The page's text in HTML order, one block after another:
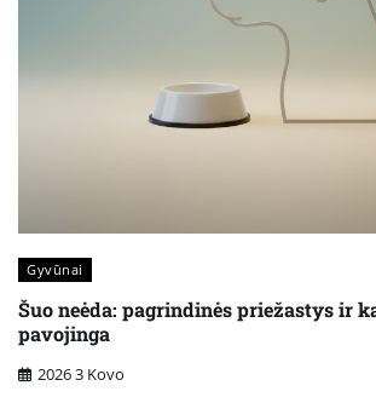
Gyvūnai
Šuo neėda: pagrindinės priežastys ir
pavojinga
2026 3 Kovo